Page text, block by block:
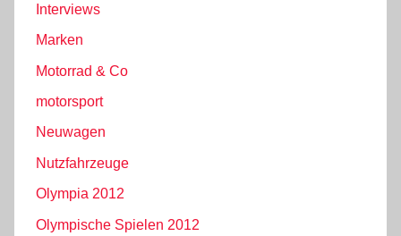
Interviews
Marken
Motorrad & Co
motorsport
Neuwagen
Nutzfahrzeuge
Olympia 2012
Olympische Spielen 2012